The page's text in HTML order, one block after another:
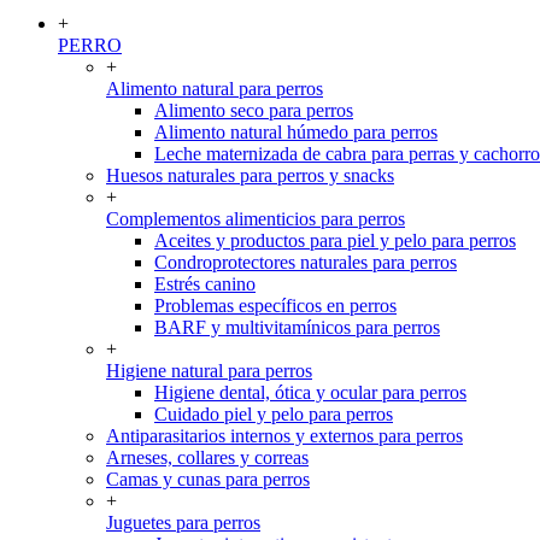
+
PERRO
+
Alimento natural para perros
Alimento seco para perros
Alimento natural húmedo para perros
Leche maternizada de cabra para perras y
Huesos naturales para perros y snacks
+
Complementos alimenticios para perros
Aceites y productos para piel y pelo para perros
Condroprotectores naturales para perros
Estrés canino
Problemas específicos en perros
BARF y multivitamínicos para perros
+
Higiene natural para perros
Higiene dental, ótica y ocular para perros
Cuidado piel y pelo para perros
Antiparasitarios internos y externos para perros
Arneses, collares y correas
Camas y cunas para perros
+
Juguetes para perros